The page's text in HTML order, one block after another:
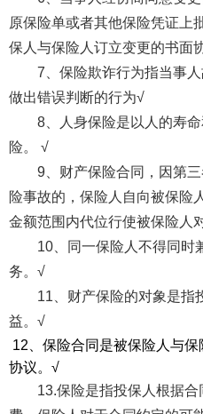
原保险单或者其他保险凭证上
保人与保险人订立变更的书面
7、保险欺诈行为指当事
做出错误判断的行为√
8、人身保险是以人的寿
险。 √
9、财产保险合同，因第
险事故的，保险人自向被保险
金额范围内代位行使被保险人
10、同一保险人不得同时
务。√
11、财产保险的对象是指
益。√
12、保险合同是被保险人与
协议。√
13.保险是指投保人根据